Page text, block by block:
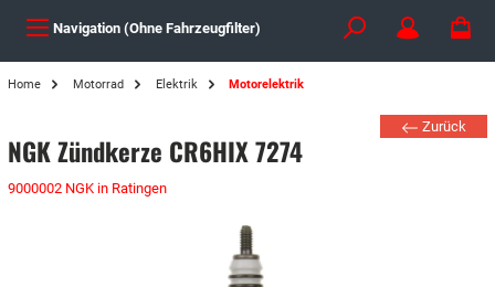
Navigation (Ohne Fahrzeugfilter)
Home Motorrad Elektrik Motorelektrik
Zurück
NGK Zündkerze CR6HIX 7274
9000002 NGK in Ratingen